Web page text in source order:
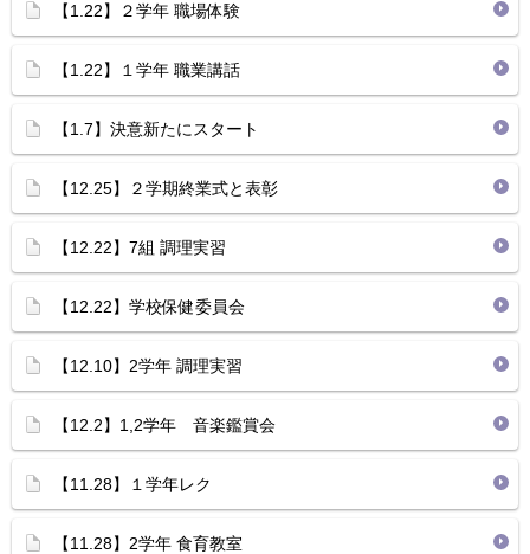
【1.22】２学年 職場体験
【1.22】１学年 職業講話
【1.7】決意新たにスタート
【12.25】２学期終業式と表彰
【12.22】7組 調理実習
【12.22】学校保健委員会
【12.10】2学年 調理実習
【12.2】1,2学年 音楽鑑賞会
【11.28】１学年レク
【11.28】2学年 食育教室